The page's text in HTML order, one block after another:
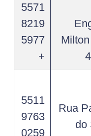
5571
8219
5977
+
Rua
do
5511
9763
0259